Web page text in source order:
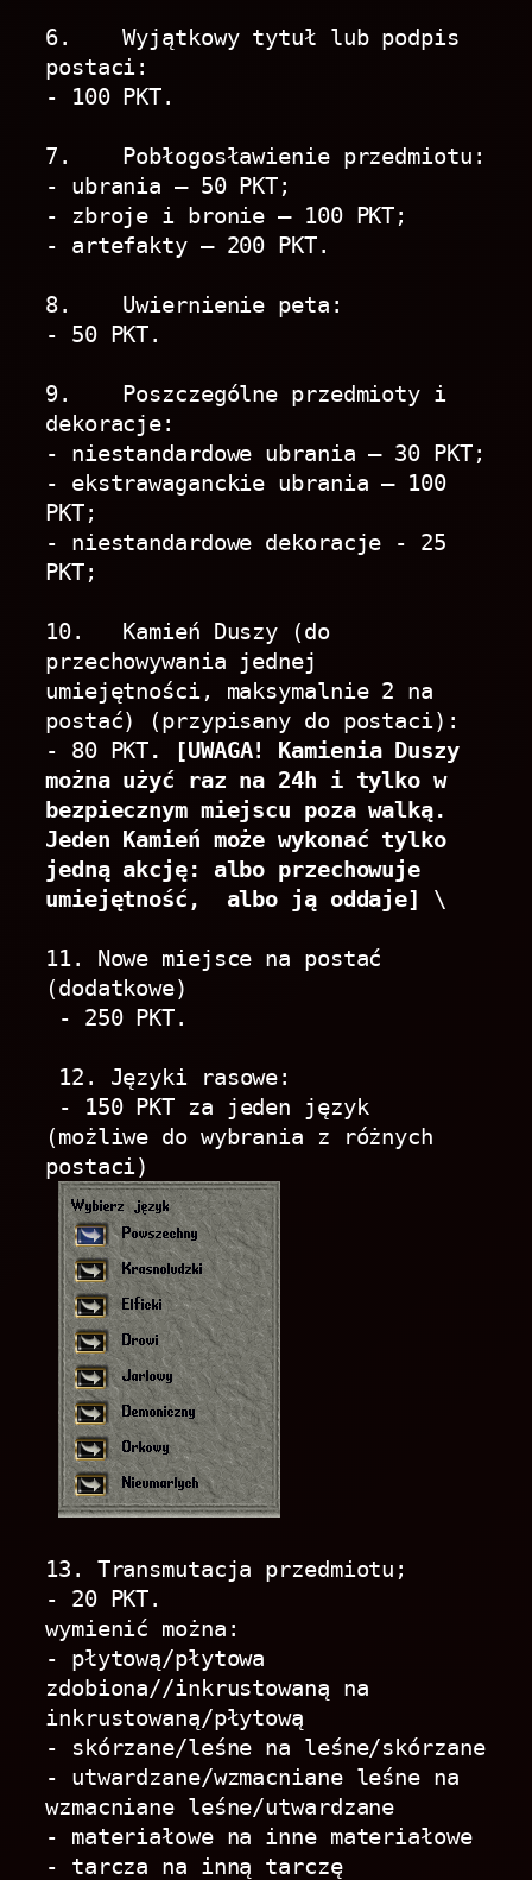
6.    Wyjątkowy tytuł lub podpis
postaci:
- 100 PKT.
7.    Pobłogosławienie przedmiotu:
- ubrania – 50 PKT;
- zbroje i bronie – 100 PKT;
- artefakty – 200 PKT.
8.    Uwiernienie peta:
- 50 PKT.
9.    Poszczególne przedmioty i
dekoracje:
- niestandardowe ubrania – 30 PKT;
- ekstrawaganckie ubrania – 100
PKT;
- niestandardowe dekoracje - 25
PKT;
10.   Kamień Duszy (do
przechowywania jednej
umiejętności, maksymalnie 2 na
postać) (przypisany do postaci):
- 80 PKT. [UWAGA! Kamienia Duszy
można użyć raz na 24h i tylko w
bezpiecznym miejscu poza walką.
Jeden Kamień może wykonać tylko
jedną akcję: albo przechowuje
umiejętność,  albo ją oddaje]
\
11. Nowe miejsce na postać
(dodatkowe)
- 250 PKT.
12. Języki rasowe:
(możliwe do wybrania z różnych
postaci)
13. Transmutacja przedmiotu;
- 20 PKT.
wymienić można:
- płytową/płytowa
zdobiona//inkrustowaną na
inkrustowaną/płytową
- skórzane/leśne na leśne/skórzane
- utwardzane/wzmacniane leśne na
wzmacniane leśne/utwardzane
- materiałowe na inne materiałowe
- tarcza na inną tarczę